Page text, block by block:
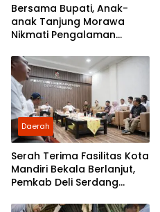
Bersama Bupati, Anak-
anak Tanjung Morawa
Nikmati Pengalaman
Daerah
Serah Terima Fasilitas Kota
Mandiri Bekala Berlanjut,
Pemkab Deli Serdang